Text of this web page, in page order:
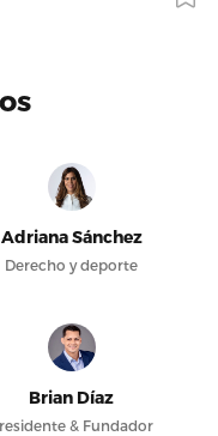
Adriana Sánchez
Derecho y deporte
Brian Díaz
& Fundador